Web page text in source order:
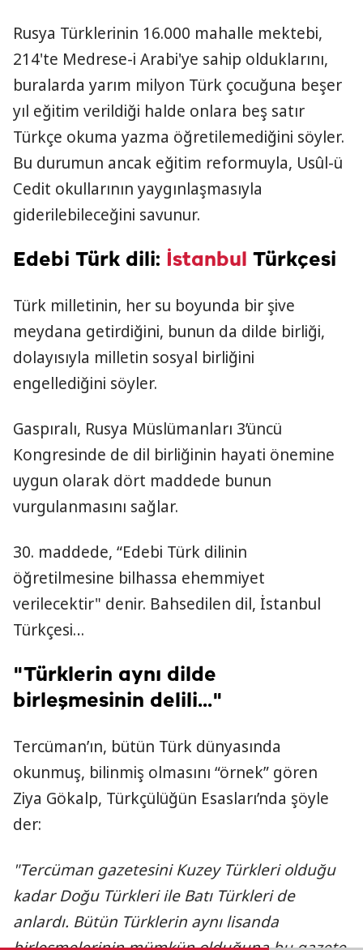
Rusya Türklerinin 16.000 mahalle mektebi,
214'te Medrese-i Arabi'ye sahip olduklarını,
buralarda yarım milyon Türk çocuğuna beşer
yıl eğitim verildiği halde onlara beş satır
Türkçe okuma yazma öğretilemediğini söyler.
Bu durumun ancak eğitim reformuyla, Usûl-ü
Cedit okullarının yaygınlaşmasıyla
giderilebileceğini savunur.
Edebi Türk dili: İstanbul Türkçesi
Türk milletinin, her su boyunda bir şive
meydana getirdiğini, bunun da dilde birliği,
dolayısıyla milletin sosyal birliğini
engellediğini söyler.
Gaspıralı, Rusya Müslümanları 3’üncü
Kongresinde de dil birliğinin hayati önemine
uygun olarak dört maddede bunun
vurgulanmasını sağlar.
30. maddede, “Edebi Türk dilinin
öğretilmesine bilhassa ehemmiyet
verilecektir" denir. Bahsedilen dil, İstanbul
Türkçesi…
"Türklerin aynı dilde
birleşmesinin delili..."
Tercüman’ın, bütün Türk dünyasında
okunmuş, bilinmiş olmasını “örnek” gören
Ziya Gökalp, Türkçülüğün Esasları’nda şöyle
der:
"Tercüman gazetesini Kuzey Türkleri olduğu
kadar Doğu Türkleri ile Batı Türkleri de
anlardı. Bütün Türklerin aynı lisanda